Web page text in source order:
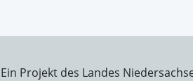
Ein Projekt des Landes